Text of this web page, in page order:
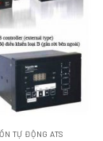
TỰ ĐỘNG ATS